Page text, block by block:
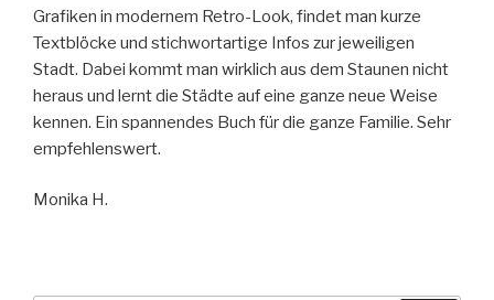
Grafiken in modernem Retro-Look, findet man kurze
Textblöcke und stichwortartige Infos zur jeweiligen
Stadt. Dabei kommt man wirklich aus dem Staunen nicht
heraus und lernt die Städte auf eine ganze neue Weise
kennen. Ein spannendes Buch für die ganze Familie. Sehr
empfehlenswert.
Monika H.